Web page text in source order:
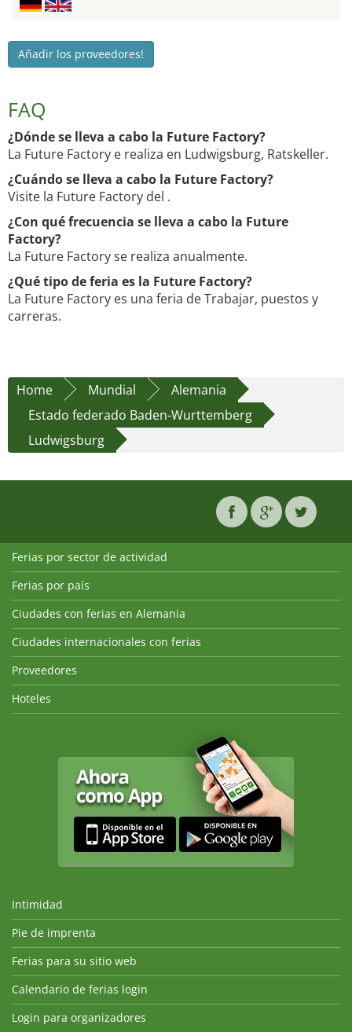
Añadir los proveedores!
FAQ
¿Dónde se lleva a cabo la Future Factory?
La Future Factory e realiza en Ludwigsburg, Ratskeller.
¿Cuándo se lleva a cabo la Future Factory?
Visite la Future Factory del .
¿Con qué frecuencia se lleva a cabo la Future
Factory?
La Future Factory se realiza anualmente.
¿Qué tipo de feria es la Future Factory?
La Future Factory es una feria de Trabajar, puestos y
carreras.
Home Mundial
Alemania
Estado federado Baden-Wurttemberg
Ludwigsburg
Ferias por sector de actividad
Ferias por país
Ciudades con ferias en Alemania
Ciudades internacionales con ferias
Proveedores
Hoteles
Intimidad
Pie de imprenta
Ferias para su sitio web
Calendario de ferias login
Login para organizadores